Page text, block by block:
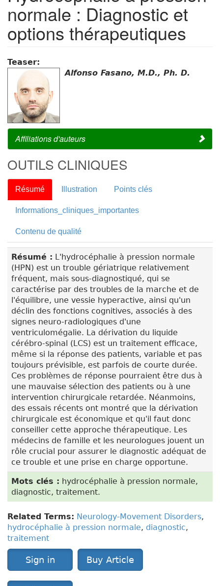
normale : Diagnostic et
options thérapeutiques
Teaser:
Alfonso Fasano, M.D., Ph. D.
Affiliations d'auteurs
OUTILS CLINIQUES
Résumé Illustration Points clés
Informations_cliniques_importantes
Contenu de qualité
Résumé : L'hydrocéphalie à pression normale
(HPN) est un trouble gériatrique relativement
fréquent, mais sous-diagnostiqué, qui se
caractérise par des troubles de la marche et de
l'équilibre, une vessie hyperactive, ainsi qu'un
déclin des fonctions cognitives, associés à des
signes neuro-radiologiques d'une
ventriculomégalie. La dérivation du liquide
cérébro-spinal (LCS) est un traitement efficace,
même si la réponse des patients, variable et pas
toujours prévisible, est parfois de courte durée.
Ces problèmes de réponse pourraient être dus à
une mauvaise sélection des patients ou à une
intervention chirurgicale retardée. Néanmoins,
des essais récents ont montré que la dérivation
chirurgicale est économique et qu'il faut donc
conseiller cette approche thérapeutique. Les
médecins de famille et les neurologues jouent un
rôle crucial pour assurer le diagnostic adéquat de
ce trouble et une prise en charge opportune.
Mots clés : hydrocéphalie à pression normale,
diagnostic, traitement.
Related Terms: Neurology-Movement Disorders,
hydrocéphalie à pression normale, diagnostic,
traitement
Sign in Buy Article